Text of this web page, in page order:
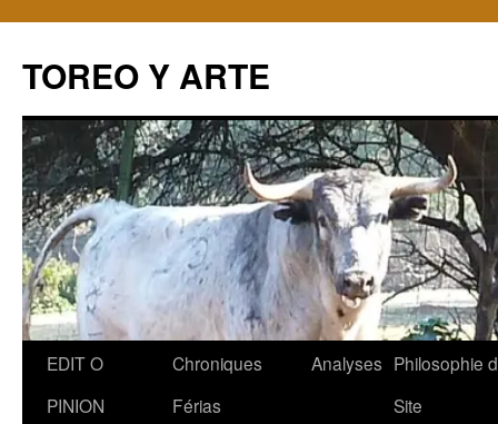
TOREO Y ARTE
Aller
EDIT O
PINION
Chroniques
Férias
Analyses Philosophie
Site